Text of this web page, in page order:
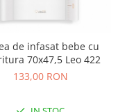
de infasat bebe cu
70x47,5 Leo 422
133,00 RON